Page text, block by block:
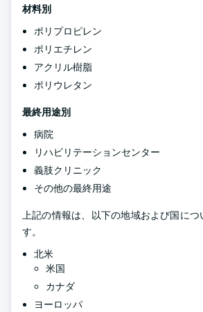
材料別
ポリプロピレン
ポリエチレン
アクリル樹脂
ポリウレタン
最終用途別
病院
リハビリテーションセンター
義肢クリニック
その他の最終用途
上記の情報は、以下の地域および国につ
す。
北米
米国
カナダ
ヨーロッパ